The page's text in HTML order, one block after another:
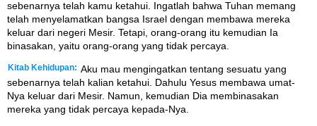
sebenarnya telah kamu ketahui. Ingatlah bahwa Tuhan memang
telah menyelamatkan bangsa Israel dengan membawa mereka
keluar dari negeri Mesir. Tetapi, orang-orang itu kemudian Ia
binasakan, yaitu orang-orang yang tidak percaya.
Kitab Kehidupan: Aku mau mengingatkan tentang sesuatu yang
sebenarnya telah kalian ketahui. Dahulu Yesus membawa umat-
Nya keluar dari Mesir. Namun, kemudian Dia membinasakan
mereka yang tidak percaya kepada-Nya.